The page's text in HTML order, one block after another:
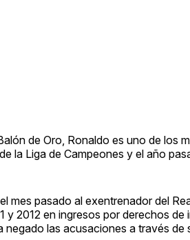
de Oro, Ronaldo es uno de los
la Liga de Campeones y el año
mes pasado al exentrenador del
y 2012 en ingresos por derechos
negado las acusaciones a través de